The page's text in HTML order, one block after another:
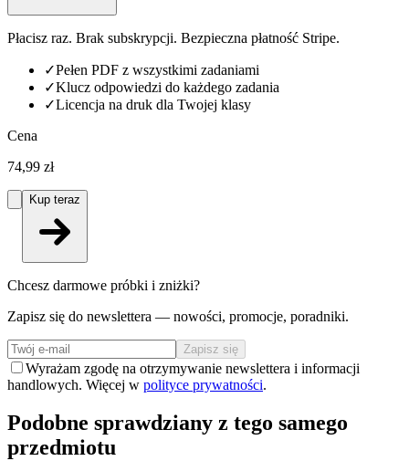
Płacisz raz. Brak subskrypcji. Bezpieczna płatność Stripe.
✓Pełen PDF z wszystkimi zadaniami
✓Klucz odpowiedzi do każdego zadania
✓Licencja na druk dla Twojej klasy
Cena
74,99 zł
Kup teraz
Chcesz darmowe próbki i zniżki?
Zapisz się do newslettera — nowości, promocje, poradniki.
Zapisz się
Wyrażam zgodę na otrzymywanie newslettera i informacji
handlowych. Więcej w polityce prywatności.
Podobne sprawdziany z tego samego
przedmiotu